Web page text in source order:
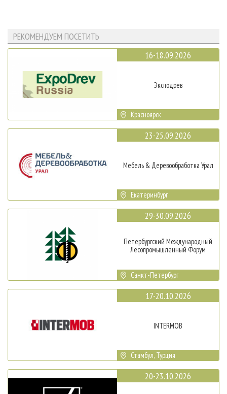
РЕКОМЕНДУЕМ ПОСЕТИТЬ
16-18.09.2026
Эксподрев
Красноярск
23-25.09.2026
Мебель & Деревообработка Урал
Екатеринбург
29-30.09.2026
Петербургский Международный
Лесопромышленный Форум
Санкт-Петербург
17-20.10.2026
INTERMOB
Стамбул, Турция
20-23.10.2026